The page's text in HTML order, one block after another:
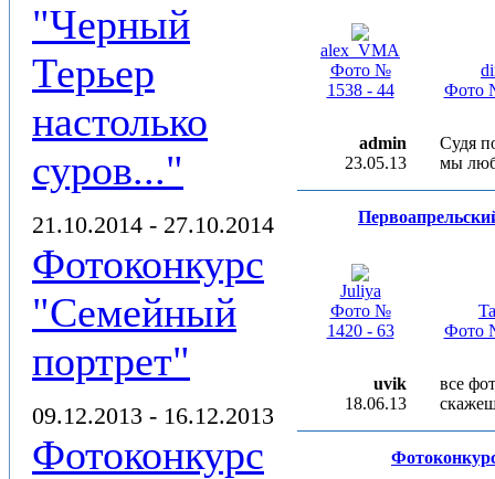
"Черный
Терьер
настолько
суров..."
21.10.2014 - 27.10.2014
Фотоконкурс
"Семейный
портрет"
09.12.2013 - 16.12.2013
Фотоконкурс
alex_VMA
Фото №
1538 - 44
Фото
admin
23.05.13
Судя
мы
Juliya
Фото №
1420 - 63
Фото
uvik
18.06.13
все